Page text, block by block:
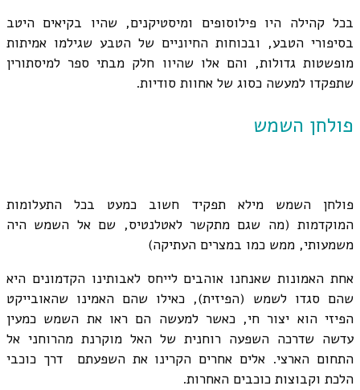
בכל קהילה היו פילוסופים ומיסטיקנים, שהיו בקיאים היטב
בסיפורי הטבע, ובכוחות החיוניים של הטבע שגילמו אמיתות
מופשטות גדולות, והם אלו שהיוו חלק מבתי ספר למיסתורין
שתפקדו למעשה כסוג של אחוות סודיות.
פולחן השמש
פולחן השמש מילא תפקיד חשוב כמעט בכל התעלומות
המוקדמות (מה שגם מתקשר לאטלנטיס, שם אל השמש היה
משמעותי, ממש כמו במצרים העתיקה)
אחת האמונות שאנחנו אוהבים לייחס לאבותינו הקדמונים היא
שהם סגדו לשמש (הפיזית), כאילו שהם האמינו שהאובייקט
הפיזי הוא יצור חי, כאשר למעשה הם ראו את השמש כמעין
עדשה שדרכה השפעה רוחנית של האל מוקרנת מהרוחני אל
התחום הארצי. אלים אחרים הקרינו את השפעתם דרך כוכבי
הלכת וקבוצות כוכבים האחרות.